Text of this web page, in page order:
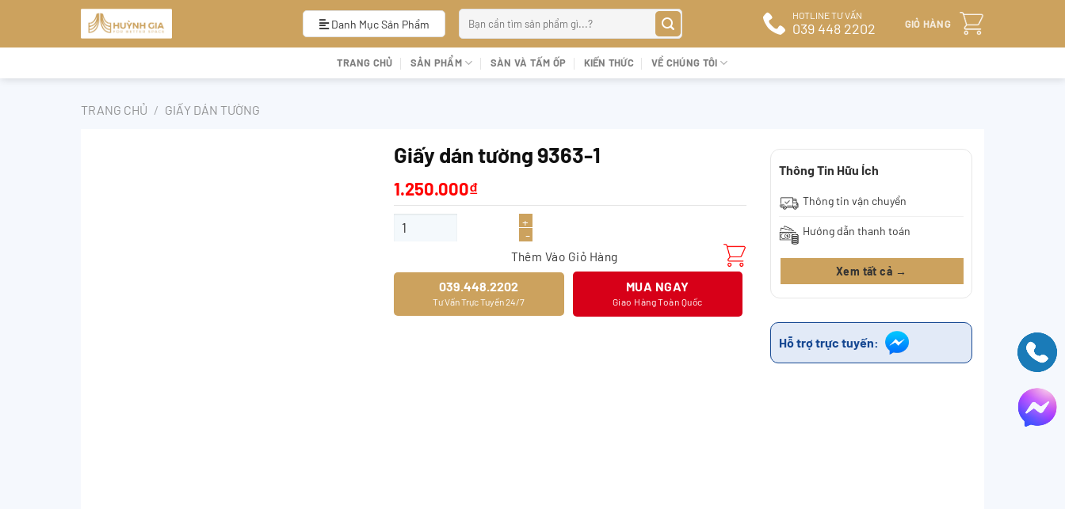
Danh Mục Sản Phẩm
kiếm:
HOTLINE TƯ VẤN
039 448 2202 GIỎ HÀNG
TRANG CHỦ SẢN PHẨM SÀN VÀ TẤM ỐP KIẾN THỨC VỀ CHÚNG TÔI
TRANG CHỦ / GIẤY DÁN TƯỜNG
Giấy dán tường 9363-1
1.250.000₫
Giấy dán tường 9363-1 số lượng
Thêm Vào Giỏ Hàng
039.448.2202
Tư Vấn Trực Tuyến 24/7
MUA NGAY
Giao Hàng Toàn Quốc
Thông Tin Hữu Ích
Thông tin vận chuyển
Hướng dẫn thanh toán
Xem tất cả →
Hỗ trợ trực tuyến: